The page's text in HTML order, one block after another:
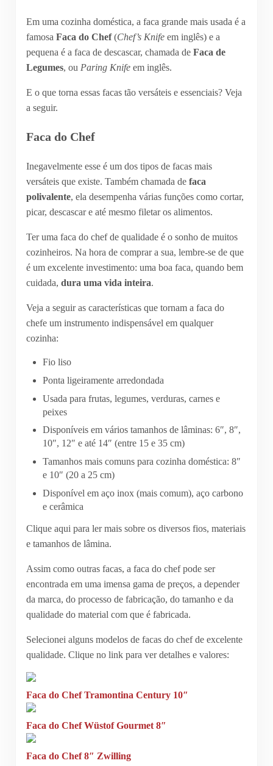
Em uma cozinha doméstica, a faca grande mais usada é a
famosa Faca do Chef(Chef’s Knifeem inglês) e a
pequena é a faca de descascar, chamada de Faca de
Legumes, ou Paring Knifeem inglês.
E o que torna essas facas tão versáteis e essenciais? Veja
a seguir.
Faca do Chef
Inegavelmente esse é um dos tipos de facas mais
versáteis que existe. Também chamada de faca
polivalente, ela desempenha várias funções como cortar,
picar, descascar e até mesmo filetar os alimentos.
Ter uma faca do chef de qualidade é o sonho de muitos
cozinheiros. Na hora de comprar a sua, lembre-se de que
é um excelente investimento: uma boa faca, quando bem
cuidada, dura uma vida inteira.
Veja a seguir as características que tornam a faca do
chefe um instrumento indispensável em qualquer
cozinha:
Fio liso
Ponta ligeiramente arredondada
Usada para frutas, legumes, verduras, carnes e
peixes
Disponíveis em vários tamanhos de lâminas: 6″, 8″,
10″, 12″ e até 14″ (entre 15 e 35 cm)
Tamanhos mais comuns para cozinha doméstica: 8″
e 10″ (20 a 25 cm)
Disponível em aço inox (mais comum), aço carbono
e cerâmica
Clique aqui para ler mais sobre os diversos fios, materiais
e tamanhos de lâmina.
Assim como outras facas, a faca do chef pode ser
encontrada em uma imensa gama de preços, a depender
da marca, do processo de fabricação, do tamanho e da
qualidade do material com que é fabricada.
Selecionei alguns modelos de facas do chef de excelente
qualidade. Clique no link para ver detalhes e valores:
Faca do Chef Tramontina Century 10″
Faca do Chef Wüstof Gourmet 8″
Faca do Chef 8″ Zwilling